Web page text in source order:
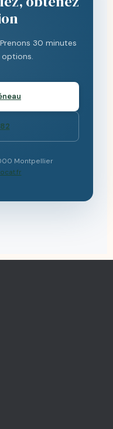
30 minutes
Montpellier